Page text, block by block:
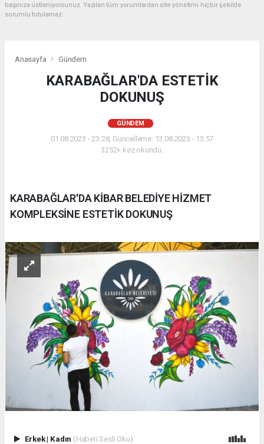
başınıza üstleniyorsunuz. Yazılan tüm yorumlardan site yönetimi hiçbir şekilde
sorumlu tutulamaz.
Anasayfa Gündem
KARABAĞLAR'DA ESTETİK
DOKUNUŞ
GÜNDEM
01.08.2023 - 23:28, Güncelleme: 13.08.2023 - 13:57
3252+ kez okundu.
KARABAĞLAR'DA KİBAR BELEDİYE HİZMET
KOMPLEKSİNE ESTETİK DOKUNUŞ
Erkek| Kadın (Haberi Sesli Oku)